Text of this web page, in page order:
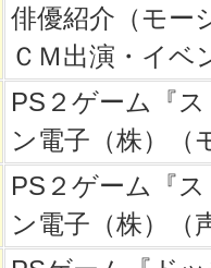
俳優紹介（モー
ＣＭ出演・イベ
PS２ゲーム『
ン電子（株）（
PS２ゲーム『
ン電子（株）（